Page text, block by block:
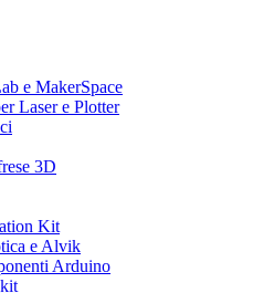
e MakerSpace
Laser e Plotter
3D
Kit
e Alvik
Arduino